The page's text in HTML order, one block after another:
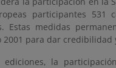
participantes 531
Estas medidas
para dar
la